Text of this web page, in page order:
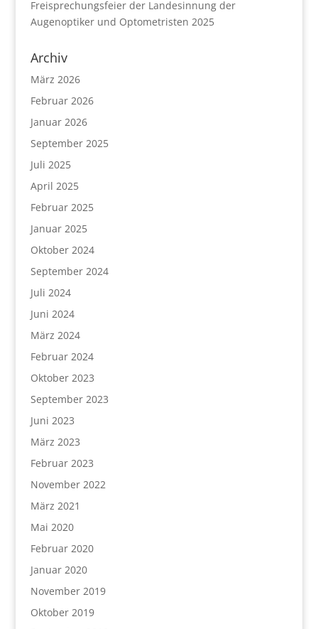
Freisprechungsfeier der Landesinnung der
Augenoptiker und Optometristen 2025
Archiv
März 2026
Februar 2026
Januar 2026
September 2025
Juli 2025
April 2025
Februar 2025
Januar 2025
Oktober 2024
September 2024
Juli 2024
Juni 2024
März 2024
Februar 2024
Oktober 2023
September 2023
Juni 2023
März 2023
Februar 2023
November 2022
März 2021
Mai 2020
Februar 2020
Januar 2020
November 2019
Oktober 2019